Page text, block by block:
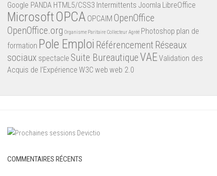
Google PANDA HTML5/CSS3 Intermittents Joomla LibreOffice
MicrosoftOPCA OPCAIM OpenOffice
OpenOffice.org Organisme Paritaire Collecteur Agréé Photoshop plan de
formation Pole Emploi Référencement Réseaux
sociaux spectacle Suite BureautiqueVAEValidation des
Acquis de l’Expérience W3C web web 2.0
COMMENTAIRES RÉCENTS